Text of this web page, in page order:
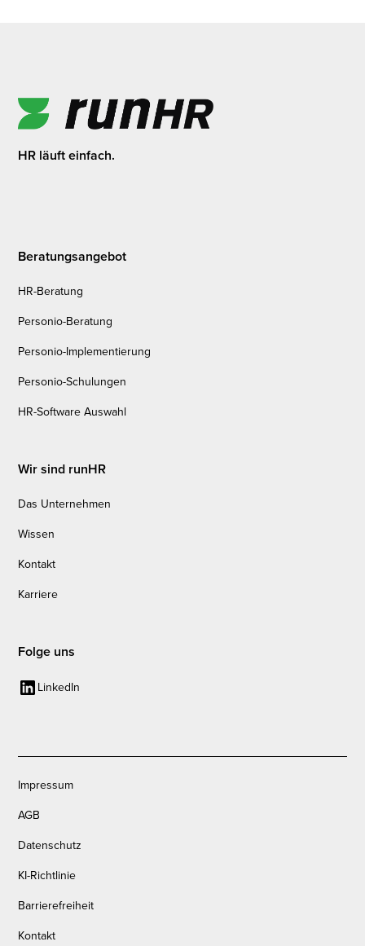
HR läuft einfach.
Beratungsangebot
HR-Beratung
Personio-Beratung
Personio-Implementierung
Personio-Schulungen
HR-Software Auswahl
Wir sind runHR
Das Unternehmen
Wissen
Kontakt
Karriere
Folge uns
LinkedIn
Impressum
AGB
Datenschutz
KI-Richtlinie
Barrierefreiheit
Kontakt